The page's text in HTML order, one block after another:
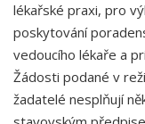
lékařské praxi, pro
poskytování
vedoucího lékaře a
Žádosti podané v
žadatelé nesplňují